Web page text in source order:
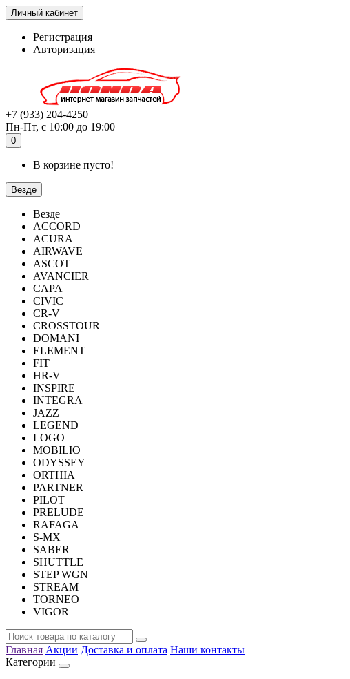
Личный кабинет
Регистрация
Авторизация
+7 (933) 204-4250
Пн-Пт, с 10:00 до 19:00
0
В корзине пусто!
Везде
Везде
ACCORD
ACURA
AIRWAVE
ASCOT
AVANCIER
CAPA
CIVIC
CR-V
CROSSTOUR
DOMANI
ELEMENT
FIT
HR-V
INSPIRE
INTEGRA
JAZZ
LEGEND
LOGO
MOBILIO
ODYSSEY
ORTHIA
PARTNER
PILOT
PRELUDE
RAFAGA
S-MX
SABER
SHUTTLE
STEP WGN
STREAM
TORNEO
VIGOR
Главная Акции Доставка и оплата Наши контакты
Категории